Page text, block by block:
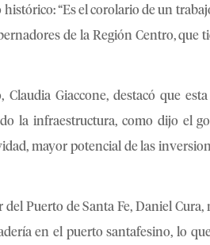
“Es el corolario de un
de la Región Centro, que
Giaccone, destacó que
la infraestructura, como dijo el
mayor potencial de las
Puerto de Santa Fe, Daniel Cura,
en el puerto santafesino, lo